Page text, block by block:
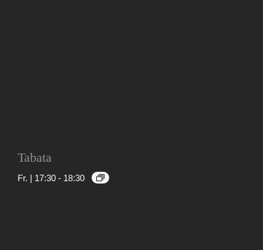
Tabata
Fr. | 17:30 - 18:30